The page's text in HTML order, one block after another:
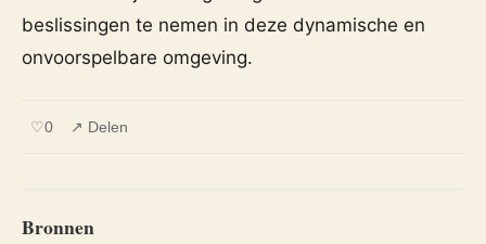
beslissingen te nemen in deze dynamische en
onvoorspelbare omgeving.
♡0 ↗ Delen
Bronnen